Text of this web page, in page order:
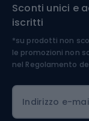
Medicina
Sconti unici e
iscritti
*su prodotti non
le promozioni non
nel Regolamento
Indirizzo e-